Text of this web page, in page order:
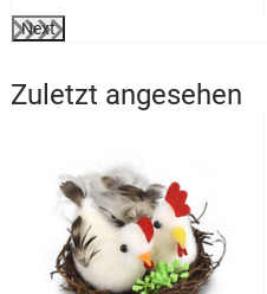
Next
Zuletzt angesehen